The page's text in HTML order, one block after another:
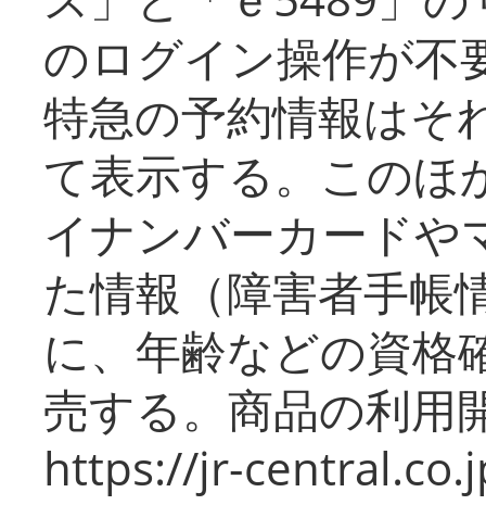
のログイン操作が不
特急の予約情報はそ
て表示する。このほ
イナンバーカードや
た情報（障害者手帳
に、年齢などの資格
売する。商品の利用
https://jr-